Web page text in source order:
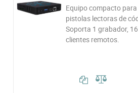
Equipo compacto
pistolas lectoras de
Soporta 1 grabador,
clientes remotos.